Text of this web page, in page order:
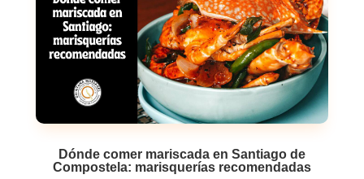
Dónde comer mariscada en Santiago de
Compostela: marisquerías recomendadas